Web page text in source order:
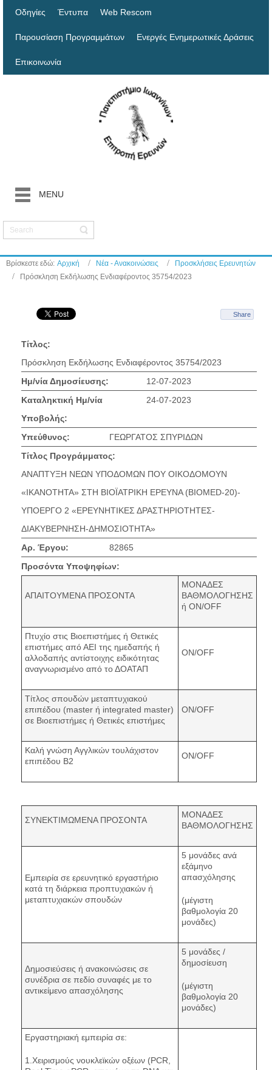
Οδηγίες Έντυπα Web Rescom
Παρουσίαση Προγραμμάτων Ενεργές Ενημερωτικές Δράσεις
Επικοινωνία
MENU
Βρίσκεστε εδώ: Αρχική Νέα - Ανακοινώσεις
Προσκλήσεις Ερευνητών
Πρόσκληση Εκδήλωσης Ενδιαφέροντος 35754/2023
Share
Τίτλος:
Πρόσκληση Εκδήλωσης Ενδιαφέροντος 35754/2023
Ημ/νία Δημοσίευσης:
12-07-2023
Καταληκτική Ημ/νία
Υποβολής:
24-07-2023
Υπεύθυνος:
ΓΕΩΡΓΑΤΟΣ ΣΠΥΡΙΔΩΝ
Τίτλος Προγράμματος:
ΑΝΑΠΤΥΞΗ ΝΕΩΝ ΥΠΟΔΟΜΩΝ ΠΟΥ ΟΙΚΟΔΟΜΟΥΝ
«ΙΚΑΝΟΤΗΤΑ» ΣΤΗ ΒΙΟΪΑΤΡΙΚΗ ΕΡΕΥΝΑ (BIOMED-20)-
ΥΠΟΕΡΓΟ 2 «ΕΡΕΥΝΗΤΙΚΕΣ ΔΡΑΣΤΗΡΙΟΤΗΤΕΣ-
ΔΙΑΚΥΒΕΡΝΗΣΗ-ΔΗΜΟΣΙΟΤΗΤΑ»
Αρ. Έργου:
82865
Προσόντα Υποψηφίων:
ΑΠΑΙΤΟΥΜΕΝΑ ΠΡΟΣΟΝΤΑ
ΜΟΝΑΔΕΣ
ΒΑΘΜΟΛΟΓΗΣΗΣ
ή ON/OFF
Πτυχίο στις Βιοεπιστήμες ή Θετικές
επιστήμες από ΑΕΙ της ημεδαπής ή
αλλοδαπής αντίστοιχης ειδικότητας
αναγνωρισμένο από το ΔΟΑΤΑΠ
ON/OFF
Τίτλος σπουδών μεταπτυχιακού
επιπέδου (master ή integrated master)
σε Βιοεπιστήμες ή Θετικές επιστήμες
ON/OFF
Καλή γνώση Αγγλικών τουλάχιστον
επιπέδου Β2
ON/OFF
ΣΥΝΕΚΤΙΜΩΜΕΝΑ ΠΡΟΣΟΝΤΑ
ΜΟΝΑΔΕΣ
ΒΑΘΜΟΛΟΓΗΣΗΣ
Εμπειρία σε ερευνητικό εργαστήριο
κατά τη διάρκεια προπτυχιακών ή
μεταπτυχιακών σπουδών
5 μονάδες ανά
εξάμηνο
απασχόλησης
(μέγιστη
βαθμολογία 20
μονάδες)
Δημοσιεύσεις ή ανακοινώσεις σε
συνέδρια σε πεδίο συναφές με το
αντικείμενο απασχόλησης
5 μονάδες /
δημοσίευση
(μέγιστη
βαθμολογία 20
μονάδες)
Εργαστηριακή εμπειρία σε:
1.Χειρισμούς νουκλεϊκών οξέων (PCR,